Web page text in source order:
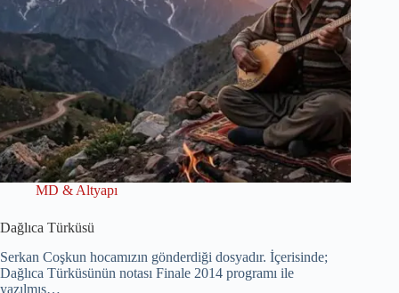
MD & Altyapı
Dağlıca Türküsü
Serkan Coşkun hocamızın gönderdiği dosyadır. İçerisinde;
Dağlıca Türküsünün notası Finale 2014 programı ile
yazılmış…